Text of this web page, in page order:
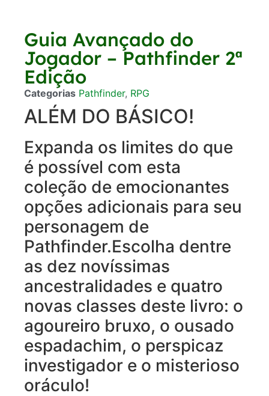
Guia Avançado do
Jogador – Pathfinder 2ª
Edição
Categorias Pathfinder, RPG
ALÉM DO BÁSICO!
Expanda os limites do que
é possível com esta
coleção de emocionantes
opções adicionais para seu
personagem de
Pathfinder.Escolha dentre
as dez novíssimas
ancestralidades e quatro
novas classes deste livro: o
agoureiro bruxo, o ousado
espadachim, o perspicaz
investigador e o misterioso
oráculo!